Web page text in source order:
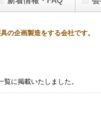
の企画製造をする会社です。
に掲載いたしました。